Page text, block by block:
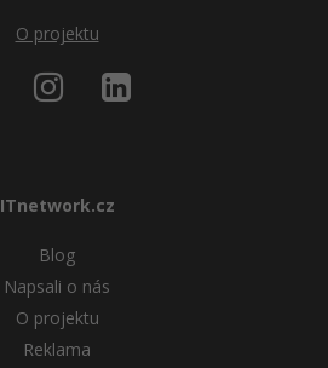
O projektu
ITnetwork.cz
Blog
Napsali o nás
O projektu
Reklama